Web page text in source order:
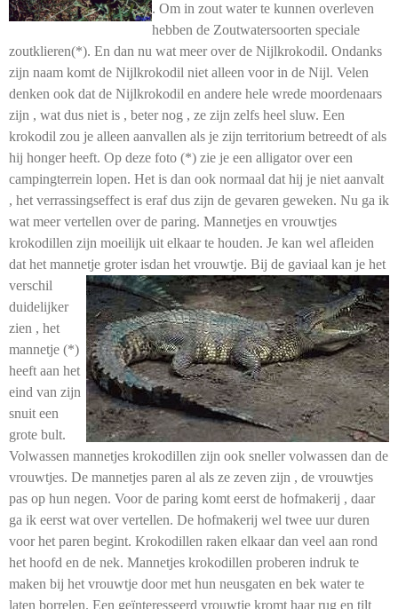
. Om in zout water te kunnen overleven
hebben de Zoutwatersoorten speciale
zoutklieren(*). En dan nu wat meer over de Nijlkrokodil. Ondanks
zijn naam komt de Nijlkrokodil niet alleen voor in de Nijl. Velen
denken ook dat de Nijlkrokodil en andere hele wrede moordenaars
zijn , wat dus niet is , beter nog , ze zijn zelfs heel sluw. Een
krokodil zou je alleen aanvallen als je zijn territorium betreedt of als
hij honger heeft. Op deze foto (*) zie je een alligator over een
campingterrein lopen. Het is dan ook normaal dat hij je niet aanvalt
, het verrassingseffect is eraf dus zijn de gevaren geweken. Nu ga ik
wat meer vertellen over de paring. Mannetjes en vrouwtjes
krokodillen zijn moeilijk uit elkaar te houden. Je kan wel afleiden
dat het mannetje groter isdan het vrouwtje. Bij de gaviaal kan je het
verschil
duidelijker
zien , het
mannetje (*)
heeft aan het
eind van zijn
snuit een
grote bult.
Volwassen mannetjes krokodillen zijn ook sneller volwassen dan de
vrouwtjes. De mannetjes paren al als ze zeven zijn , de vrouwtjes
pas op hun negen. Voor de paring komt eerst de hofmakerij , daar
ga ik eerst wat over vertellen. De hofmakerij wel twee uur duren
voor het paren begint. Krokodillen raken elkaar dan veel aan rond
het hoofd en de nek. Mannetjes krokodillen proberen indruk te
maken bij het vrouwtje door met hun neusgaten en bek water te
laten borrelen. Een geïnteresseerd vrouwtje kromt haar rug en tilt